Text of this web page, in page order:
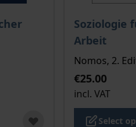
options chosen on the
Soziologie
Arbeit
The price
Nomos, 2.
€25.00
incl. VAT
Select